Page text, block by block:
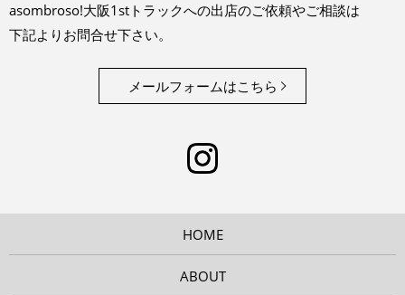
asombroso!大阪1stトラックへの出店のご依頼やご相談は
下記よりお問合せ下さい。
メールフォームはこちら
HOME
ABOUT